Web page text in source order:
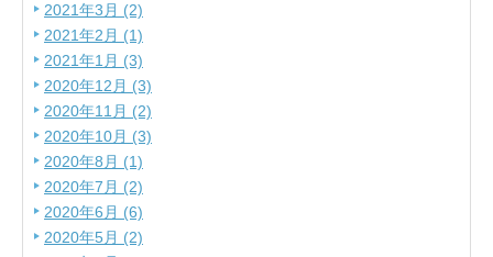
2021年3月 (2)
2021年2月 (1)
2021年1月 (3)
2020年12月 (3)
2020年11月 (2)
2020年10月 (3)
2020年8月 (1)
2020年7月 (2)
2020年6月 (6)
2020年5月 (2)